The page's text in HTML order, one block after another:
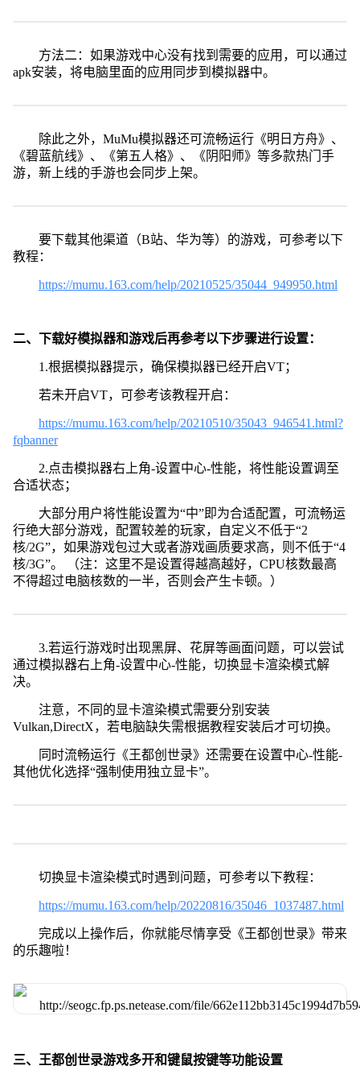
方法二：如果游戏中心没有找到需要的应用，可以通过
apk安装，将电脑里面的应用同步到模拟器中。
除此之外，MuMu模拟器还可流畅运行《明日方舟》、
《碧蓝航线》、《第五人格》、《阴阳师》等多款热门手
游，新上线的手游也会同步上架。
要下载其他渠道（B站、华为等）的游戏，可参考以下
教程：
https://mumu.163.com/help/20210525/35044_949950.html
二、下载好模拟器和游戏后再参考以下步骤进行设置：
1.根据模拟器提示，确保模拟器已经开启VT；
若未开启VT，可参考该教程开启：
https://mumu.163.com/help/20210510/35043_946541.html?
fqbanner
2.点击模拟器右上角-设置中心-性能，将性能设置调至
合适状态；
大部分用户将性能设置为“中”即为合适配置，可流畅运
行绝大部分游戏，配置较差的玩家，自定义不低于“2
核/2G”，如果游戏包过大或者游戏画质要求高，则不低于“4
核/3G”。 （注：这里不是设置得越高越好，CPU核数最高
不得超过电脑核数的一半，否则会产生卡顿。）
3.若运行游戏时出现黑屏、花屏等画面问题，可以尝试
通过模拟器右上角-设置中心-性能，切换显卡渲染模式解
决。
注意，不同的显卡渲染模式需要分别安装
Vulkan,DirectX，若电脑缺失需根据教程安装后才可切换。
同时流畅运行《王都创世录》还需要在设置中心-性能-
其他优化选择“强制使用独立显卡”。
切换显卡渲染模式时遇到问题，可参考以下教程：
https://mumu.163.com/help/20220816/35046_1037487.html
完成以上操作后，你就能尽情享受《王都创世录》带来
的乐趣啦！
三、王都创世录游戏多开和键鼠按键等功能设置